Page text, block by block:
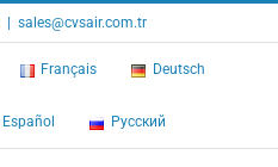
sales@cvsair.com.tr
Français Deutsch
Español Русский